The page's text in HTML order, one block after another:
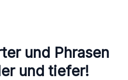
und Phrasen
und tiefer!